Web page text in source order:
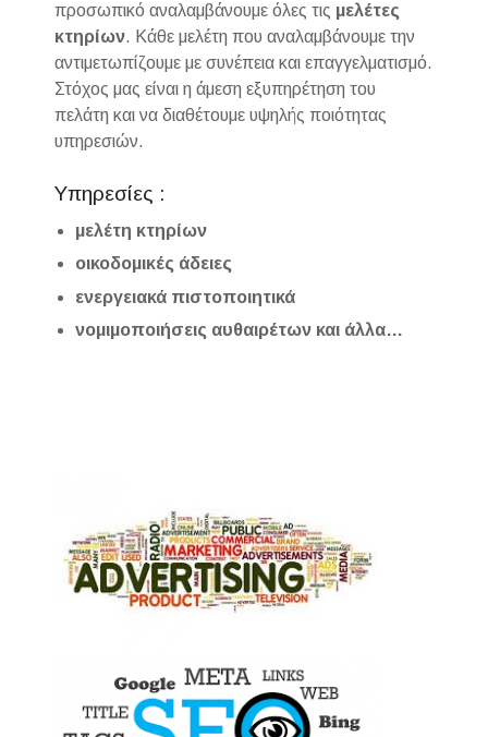
προσωπικό αναλαμβάνουμε όλες τις μελέτες
κτηρίων. Κάθε μελέτη που αναλαμβάνουμε την
αντιμετωπίζουμε με συνέπεια και επαγγελματισμό.
Στόχος μας είναι η άμεση εξυπηρέτηση του
πελάτη και να διαθέτουμε υψηλής ποιότητας
υπηρεσιών.
Υπηρεσίες :
μελέτη κτηρίων
οικοδομικές άδειες
ενεργειακά πιστοποιητικά
νομιμοποιήσεις αυθαιρέτων και άλλα…